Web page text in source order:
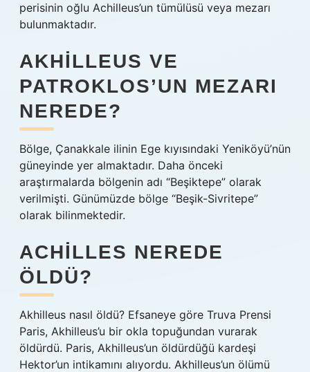
perisinin oğlu Achilleus’un tümülüsü veya mezarı
bulunmaktadır.
AKHILLEUS VE
PATROKLOS’UN MEZARI
NEREDE?
Bölge, Çanakkale ilinin Ege kıyısındaki Yeniköyü’nün
güneyinde yer almaktadır. Daha önceki
araştırmalarda bölgenin adı “Beşiktepe” olarak
verilmişti. Günümüzde bölge “Beşik-Sivritepe”
olarak bilinmektedir.
ACHILLES NEREDE
ÖLDÜ?
Akhilleus nasıl öldü? Efsaneye göre Truva Prensi
Paris, Akhilleus’u bir okla topuğundan vurarak
öldürdü. Paris, Akhilleus’un öldürdüğü kardeşi
Hektor’un intikamını alıyordu. Akhilleus’un ölümü